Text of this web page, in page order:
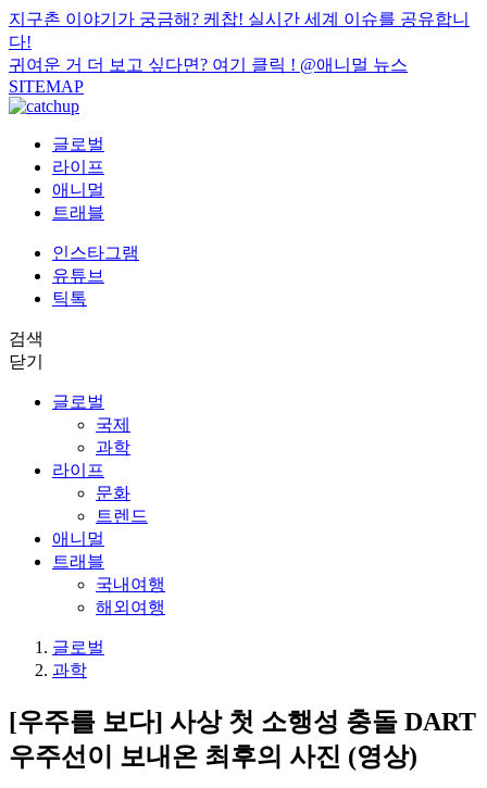
지구촌 이야기가 궁금해? 케찹! 실시간 세계 이슈를 공유합니
다!
귀여운 거 더 보고 싶다면? 여기 클릭 ! @애니멀 뉴스
SITEMAP
글로벌
라이프
애니멀
트래블
인스타그램
유튜브
틱톡
검색
닫기
글로벌
국제
과학
라이프
문화
트렌드
애니멀
트래블
국내여행
해외여행
글로벌
과학
[우주를 보다] 사상 첫 소행성 충돌 DART
우주선이 보내온 최후의 사진 (영상)